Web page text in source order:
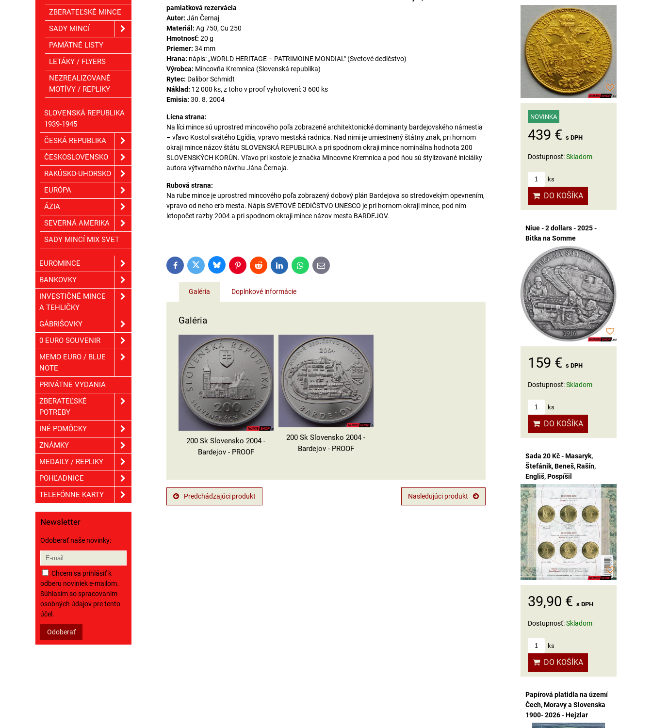
pamiatková rezervácia
Autor: Ján Černaj
Materiál: Ag 750, Cu 250
Hmotnosť: 20 g
Priemer: 34 mm
Hrana: nápis: „WORLD HERITAGE – PATRIMOINE MONDIAL" (Svetové dedičstvo)
Výrobca: Mincovňa Kremnica (Slovenská republika)
Rytec: Dalibor Schmidt
Náklad: 12 000 ks, z toho v proof vyhotovení: 3 600 ks
Emisia: 30. 8. 2004
Lícna strana:
Na líci mince sú uprostred mincového poľa zobrazené architektonické dominanty bardejovského námestia
– vľavo Kostol svätého Egídia, vpravo mestská radnica. Nad nimi je umiestnený štátny znak, pri hornom
okraji mince názov štátu SLOVENSKÁ REPUBLIKA a pri spodnom okraji mince nominálna hodnota 200
SLOVENSKÝCH KORÚN. Vľavo pri kostole je značka Mincovne Kremnica a pod ňou sú štylizované iniciálky
autora výtvarného návrhu Jána Černaja.
Rubová strana:
Na rube mince je uprostred mincového poľa zobrazený dobový plán Bardejova so stredovekým opevnením,
vpravo od neho erb mesta. Nápis SVETOVÉ DEDIČSTVO UNESCO je pri hornom okraji mince, pod ním
letopočet razby 2004 a pri spodnom okraji mince názov mesta BARDEJOV.
FacebookTwitter BlueskyPinterestReddit LinkedInWhatsApp
E-
mail
Galéria Doplnkové informácie
Galéria
200 Sk Slovensko 2004 -
Bardejov - PROOF
200 Sk Slovensko 2004 -
Bardejov - PROOF
Predchádzajúci produkt Nasledujúci produkt
ZBERATEĽSKÉ MINCE
SADY MINCÍ
PAMÄTNÉ LISTY
LETÁKY / FLYERS
NEZREALIZOVANÉ
MOTÍVY / REPLIKY
SLOVENSKÁ REPUBLIKA
1939-1945
ČESKÁ REPUBLIKA
ČESKOSLOVENSKO
RAKÚSKO-UHORSKO
EURÓPA
ÁZIA
SEVERNÁ AMERIKA
SADY MINCÍ MIX SVET
EUROMINCE
BANKOVKY
INVESTIČNÉ MINCE
A TEHLIČKY
GÁBRIŠOVKY
0 EURO SOUVENIR
MEMO EURO / BLUE
NOTE
PRIVÁTNE VYDANIA
ZBERATEĽSKÉ
POTREBY
INÉ POMÔCKY
ZNÁMKY
MEDAILY / REPLIKY
POHĽADNICE
TELEFÓNNE KARTY
Newsletter
Odoberať naše novinky:
Chcem sa prihlásiť k
odberu noviniek e-mailom.
Súhlasím so spracovaním
osobných údajov pre tento
účel.
Odoberať
NOVINKA
439 € s DPH
Dostupnosť:Skladom
ks
DO KOŠÍKA
Niue - 2 dollars - 2025 -
Bitka na Somme
159 € s DPH
Dostupnosť:Skladom
ks
DO KOŠÍKA
Sada 20 Kč - Masaryk,
Štefánik, Beneš, Rašín,
Engliš, Pospíšil
39,90 € s DPH
Dostupnosť:Skladom
ks
DO KOŠÍKA
Papírová platidla na území
Čech, Moravy a Slovenska
1900- 2026 - Hejzlar